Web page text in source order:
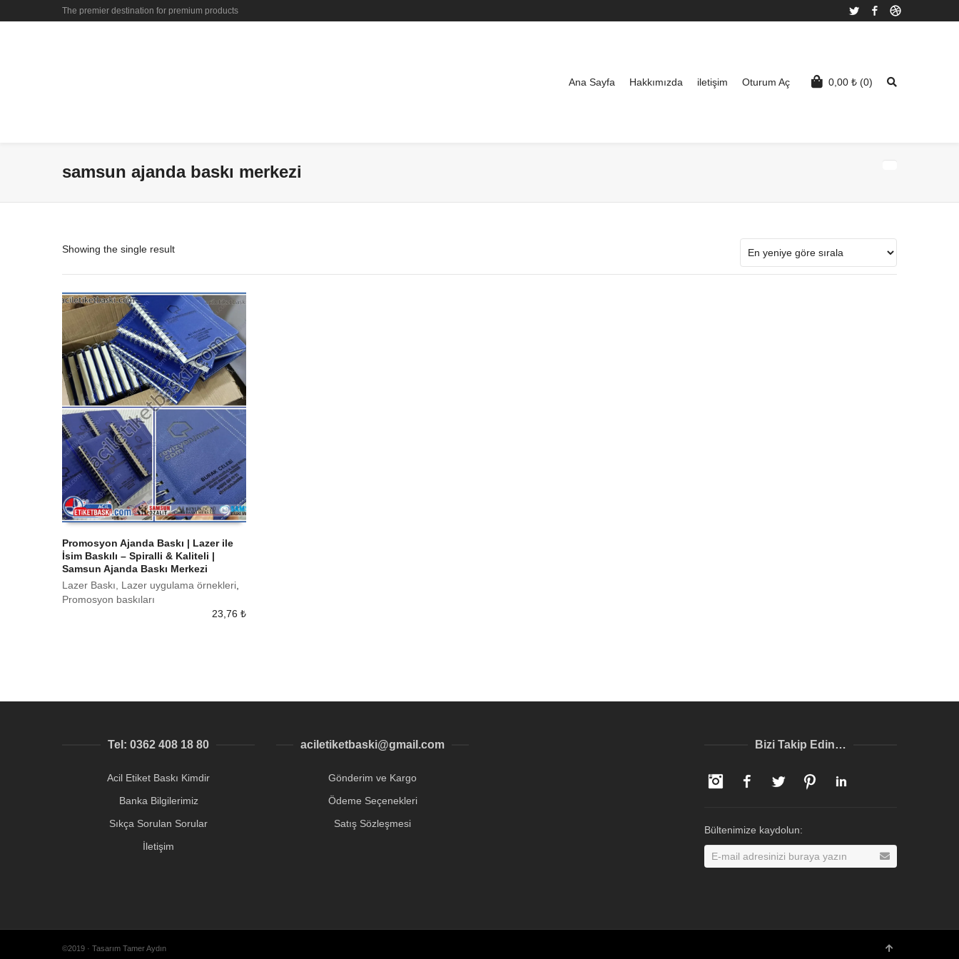
The premier destination for premium products Twitter Facebook
0,00 ₺ (0)
Ana Sayfa Hakkımızda iletişim Oturum Aç
samsun ajanda baskı merkezi
Showing the single result
SEPETE EKLE
Promosyon Ajanda Baskı | Lazer ile
İsim Baskılı – Spiralli & Kaliteli |
Samsun Ajanda Baskı Merkezi
Lazer Baskı, Lazer uygulama örnekleri,
Promosyon baskıları
23,76 ₺
Tel: 0362 408 18 80
Acil Etiket Baskı Kimdir
Banka Bilgilerimiz
Sıkça Sorulan Sorular
İletişim
aciletiketbaski@gmail.com
Gönderim ve Kargo
Ödeme Seçenekleri
Satış Sözleşmesi
Bizi Takip Edin…
InstagramFacebookTwitter Pinterest
Bültenimize kaydolun:
©2019 · Tasarım Tamer Aydın